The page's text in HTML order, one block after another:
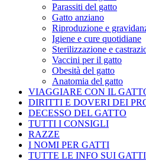
Parassiti del gatto
Gatto anziano
Riproduzione e
Igiene e cure quotidiane
Sterilizzazione e
Vaccini per il gatto
Obesità del gatto
Anatomia del gatto
VIAGGIARE CON IL
DIRITTI E DOVERI DEI
DECESSO DEL GATTO
TUTTI I CONSIGLI
RAZZE
I NOMI PER GATTI
TUTTE LE INFO SUI GATTI